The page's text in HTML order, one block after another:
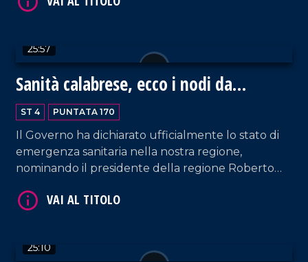
25:57
Sanità calabrese, ecco i nodi da
sciogliere
ST 4 PUNTATA 170
Il Governo ha dichiarato ufficialmente lo stato di
emergenza sanitaria nella nostra regione,
nominando il presidente della regione Roberto
vere cause del collasso del sistema? Esiste ancora
analizzato le principali criticità.
25:10
VAI AL TITOLO
VAI AL TITOLO